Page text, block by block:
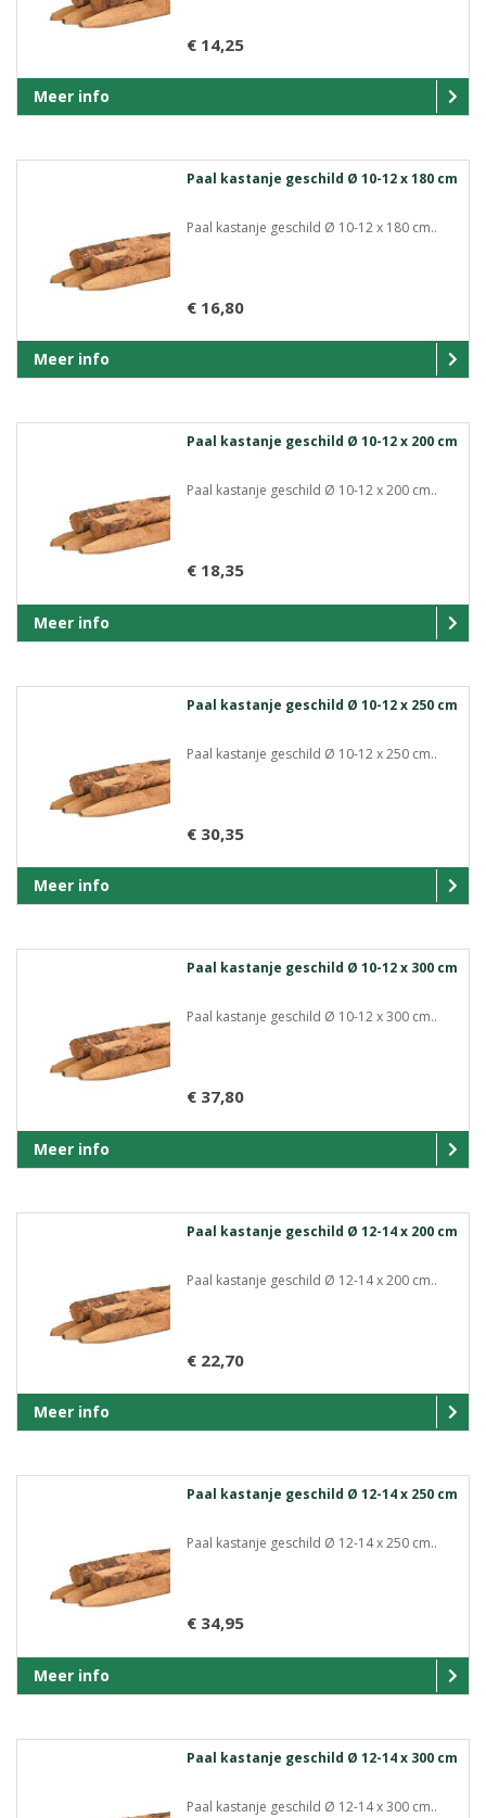
€ 14,25
Meer info
Paal kastanje geschild Ø 10-12 x 180 cm
Paal kastanje geschild Ø 10-12 x 180 cm..
€ 16,80
Meer info
Paal kastanje geschild Ø 10-12 x 200 cm
Paal kastanje geschild Ø 10-12 x 200 cm..
€ 18,35
Meer info
Paal kastanje geschild Ø 10-12 x 250 cm
Paal kastanje geschild Ø 10-12 x 250 cm..
€ 30,35
Meer info
Paal kastanje geschild Ø 10-12 x 300 cm
Paal kastanje geschild Ø 10-12 x 300 cm..
€ 37,80
Meer info
Paal kastanje geschild Ø 12-14 x 200 cm
Paal kastanje geschild Ø 12-14 x 200 cm..
€ 22,70
Meer info
Paal kastanje geschild Ø 12-14 x 250 cm
Paal kastanje geschild Ø 12-14 x 250 cm..
€ 34,95
Meer info
Paal kastanje geschild Ø 12-14 x 300 cm
Paal kastanje geschild Ø 12-14 x 300 cm..